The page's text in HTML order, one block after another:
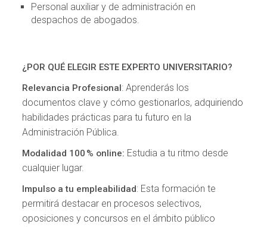
Personal auxiliar y de administración en
despachos de abogados.
¿POR QUÉ ELEGIR ESTE EXPERTO UNIVERSITARIO?
Relevancia Profesional: Aprenderás los
documentos clave y cómo gestionarlos, adquiriendo
habilidades prácticas para tu futuro en la
Administración Pública.
Modalidad 100 % online: Estudia a tu ritmo desde
cualquier lugar.
Impulso a tu empleabilidad: Esta formación te
permitirá destacar en procesos selectivos,
oposiciones y concursos en el ámbito público